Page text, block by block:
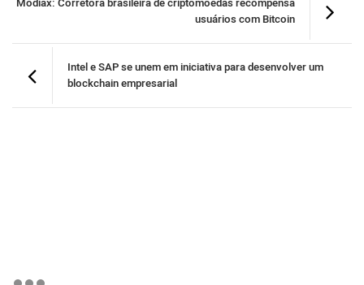
usuários com Bitcoin
Intel e SAP se unem em iniciativa para desenvolver um
blockchain empresarial